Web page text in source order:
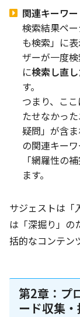
関連キーワー
検索結果ペ
も検索」に
ザーが一度
に検索し直
す。
つまり、こ
たせなかっ
疑問」が含
の関連キー
「網羅性の
ます。
サジェストは「
は「深掘り」の
括的なコンテン
第2章：プ
ード収集